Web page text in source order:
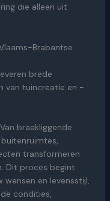
die alleen uit
Brabantse
brede
van tuincreatie en -
braakliggende
transformeren
Dit proces begint
en levensstijl,
condities,